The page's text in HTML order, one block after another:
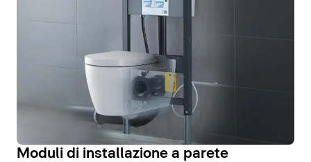
Moduli di installazione a parete